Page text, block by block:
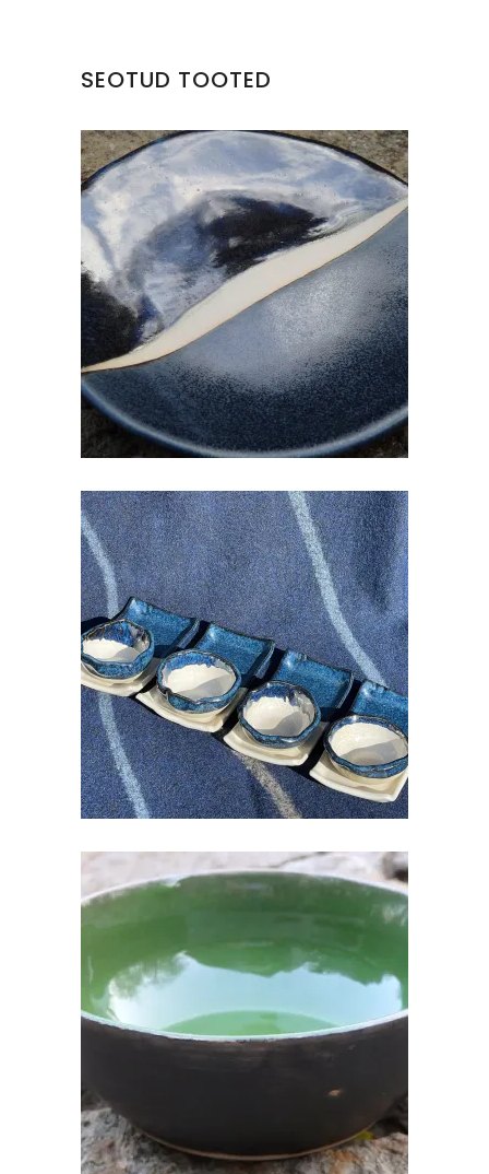
SEOTUD TOOTED
KERAAMILINE TALDRIK
€10.00
SUSHI ALUS KOOS SOJA
KAUSIKESEGA
€18.00
KERAAMILINE KAUSS